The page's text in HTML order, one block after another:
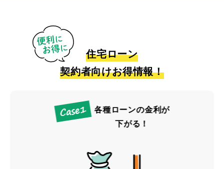
住宅ローン
契約者向けお得情報！
各種ローンの金利が
下がる！